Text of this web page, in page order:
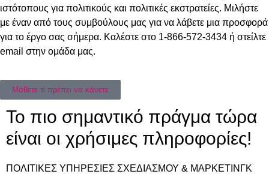
ιστότοπους για πολιτικούς και πολιτικές εκστρατείες. Μιλήστε
με έναν από τους συμβούλους μας για να λάβετε μια προσφορά
για το έργο σας σήμερα. Καλέστε στο 1-866-572-3434 ή στείλτε
email στην ομάδα μας.
Μάθετε τί πρέπει να κάνετε
Το πιο σημαντικό πράγμα τώρα
είναι οι χρήσιμες πληροφορίες!
ΠΟΛΙΤΙΚΕΣ ΥΠΗΡΕΣΙΕΣ ΣΧΕΔΙΑΣΜΟΥ & ΜΑΡΚΕΤΙΝΓΚ